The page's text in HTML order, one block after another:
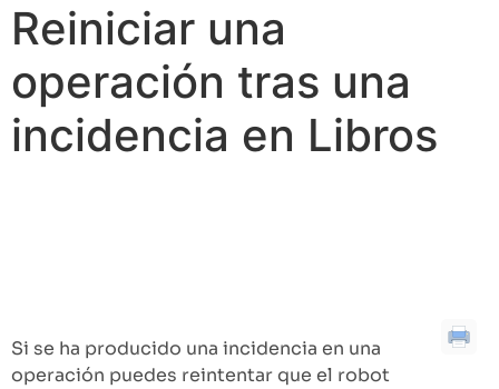
Reiniciar una
operación tras una
incidencia en Libros
Si se ha producido una incidencia en una
operación puedes reintentar que el robot